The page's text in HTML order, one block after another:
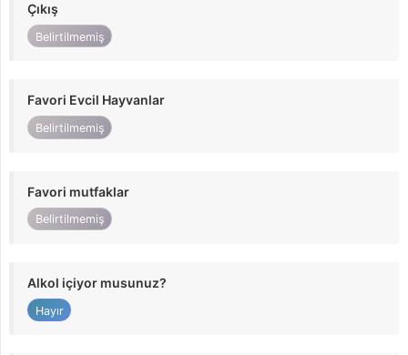
Çıkış
Belirtilmemiş
Favori Evcil Hayvanlar
Belirtilmemiş
Favori mutfaklar
Belirtilmemiş
Alkol içiyor musunuz?
Hayır